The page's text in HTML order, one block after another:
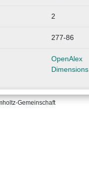
2
277-86
OpenAlex
Dimensions
Gemeinschaft